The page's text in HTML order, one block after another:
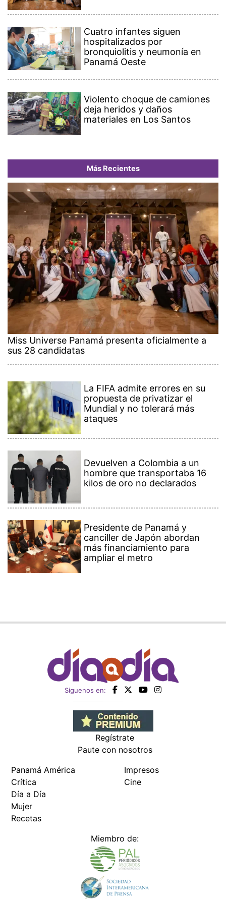
Cuatro infantes siguen
hospitalizados por
bronquiolitis y neumonía en
Panamá Oeste
Violento choque de camiones
deja heridos y daños
materiales en Los Santos
Más Recientes
Miss Universe Panamá presenta oficialmente a
sus 28 candidatas
La FIFA admite errores en su
propuesta de privatizar el
Mundial y no tolerará más
ataques
Devuelven a Colombia a un
hombre que transportaba 16
kilos de oro no declarados
Presidente de Panamá y
canciller de Japón abordan
más financiamiento para
ampliar el metro
Siguenos en:
Regístrate
Paute con nosotros
Panamá América
Crítica
Día a Día
Mujer
Recetas
Impresos
Cine
Miembro de: